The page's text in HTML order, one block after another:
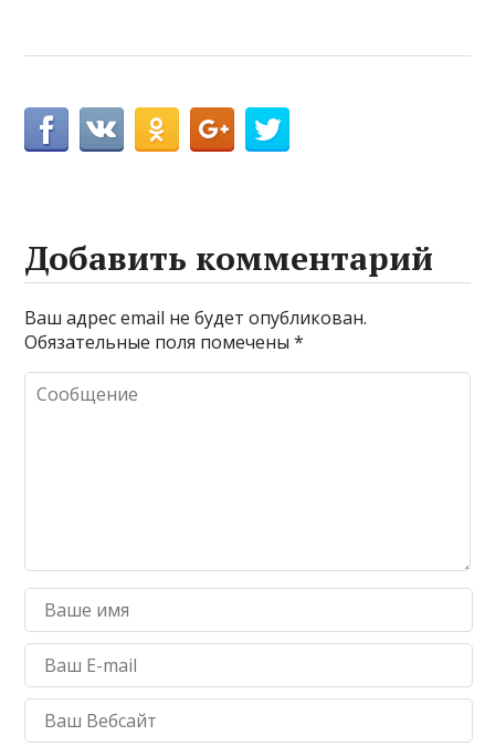
Добавить комментарий
Ваш адрес email не будет опубликован.
Обязательные поля помечены*